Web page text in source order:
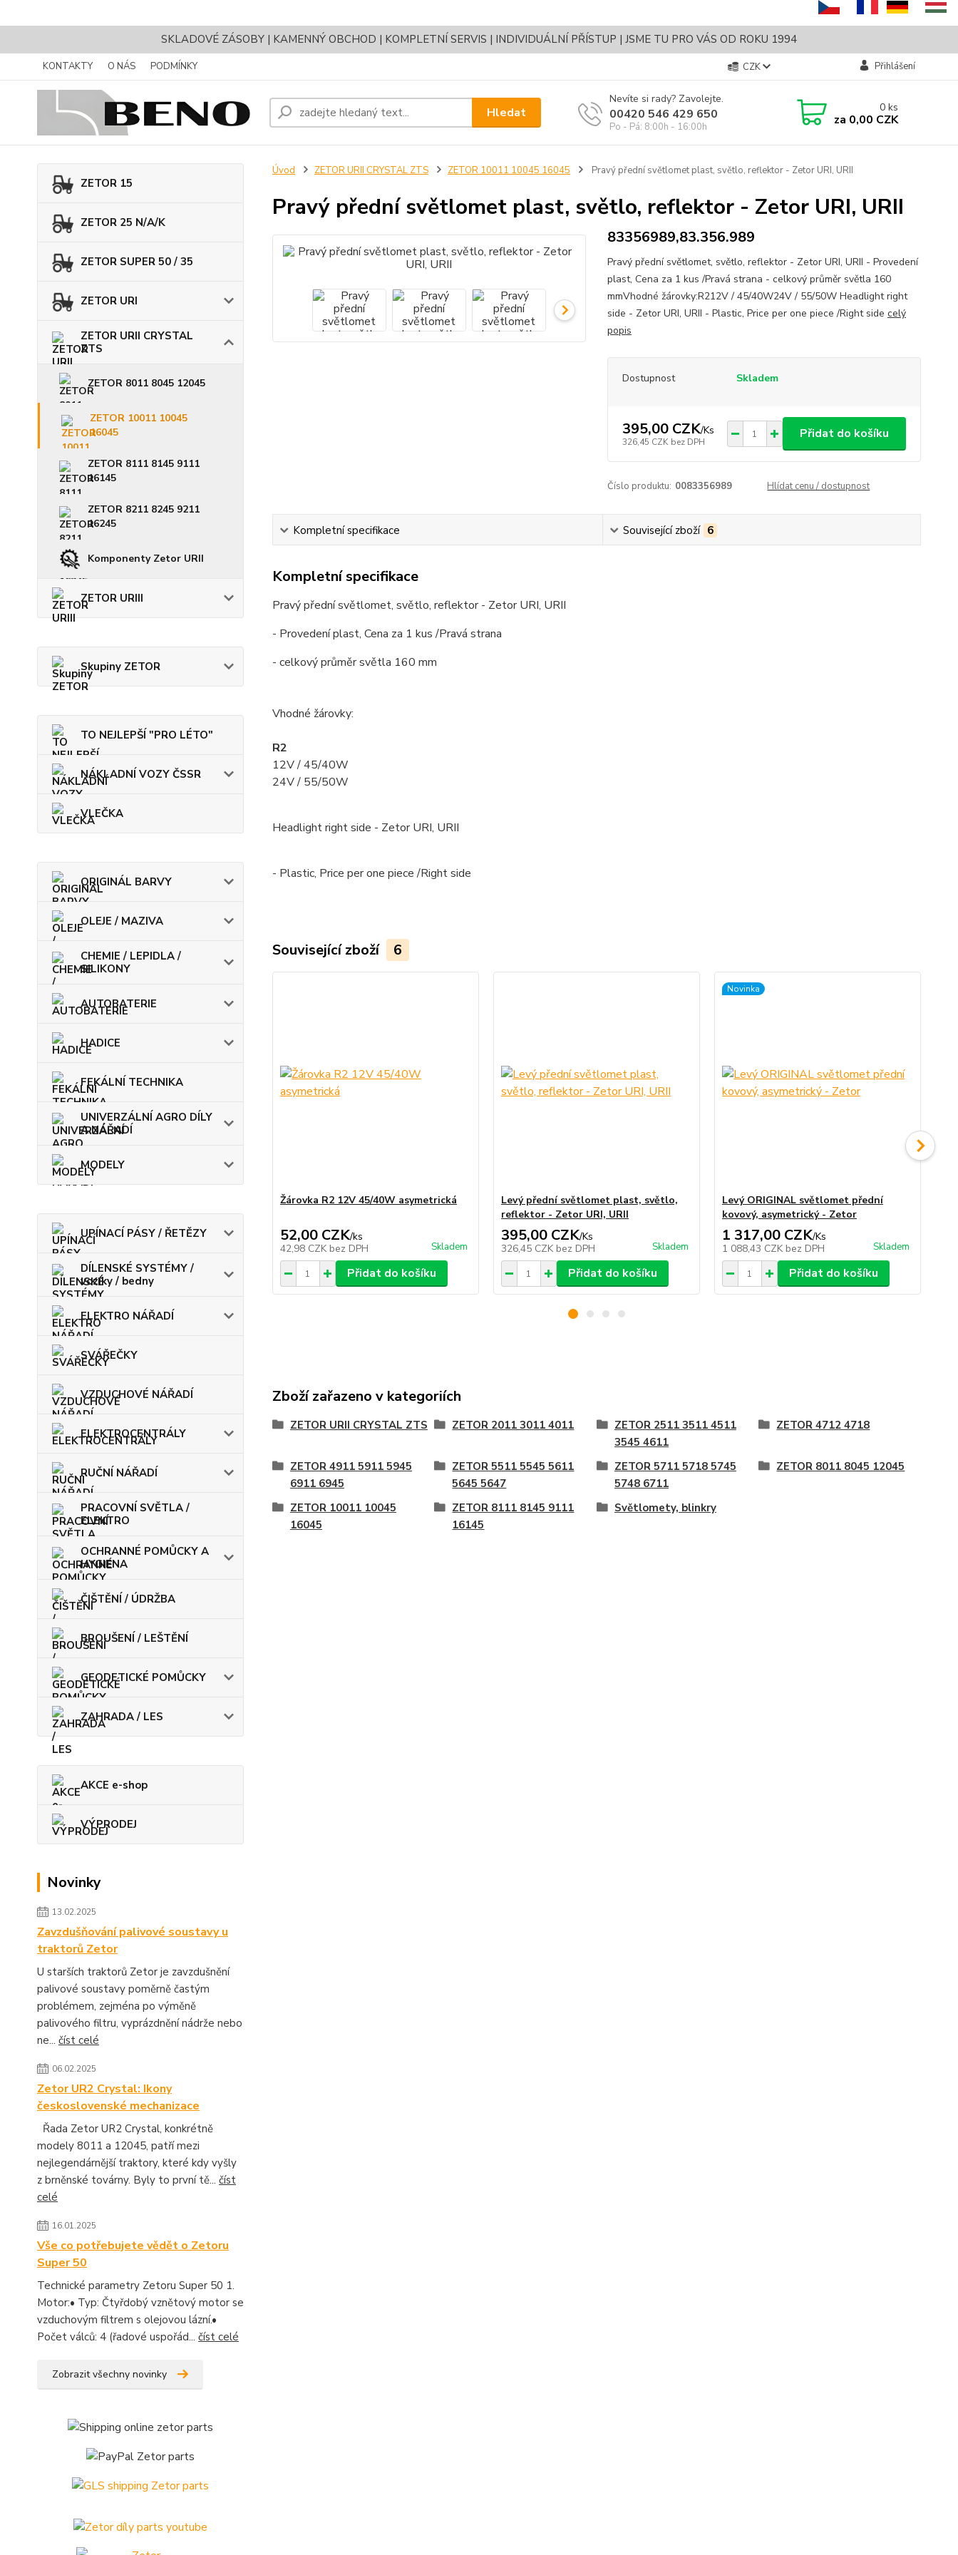
SKLADOVÉ ZÁSOBY | KAMENNÝ OBCHOD | KOMPLETNÍ SERVIS | INDIVIDUÁLNÍ PŘÍSTUP | JSME TU PRO VÁS OD ROKU 1994
KONTAKTY O NÁS PODMÍNKY CZK Přihlášení
Hledat
Nevíte si rady? Zavolejte.
00420 546 429 650
Po - Pá: 8:00h - 16:00h
0 ks
za 0,00 CZK
ZETOR 15
ZETOR 25 N/A/K
ZETOR SUPER 50 / 35
ZETOR URI
ZETOR URII CRYSTAL
ZTS
ZETOR 8011 8045 12045
ZETOR 10011 10045
16045
ZETOR 8111 8145 9111
16145
ZETOR 8211 8245 9211
16245
Komponenty Zetor URII
ZETOR URIII
Skupiny ZETOR
TO NEJLEPŠÍ "PRO LÉTO"
NÁKLADNÍ VOZY ČSSR
VLEČKA
ORIGINÁL BARVY
OLEJE / MAZIVA
CHEMIE / LEPIDLA /
SILIKONY
AUTOBATERIE
HADICE
FEKÁLNÍ TECHNIKA
UNIVERZÁLNÍ AGRO DÍLY
A NÁŘADÍ
MODELY
UPÍNACÍ PÁSY / ŘETĚZY
DÍLENSKÉ SYSTÉMY /
vozíky / bedny
ELEKTRO NÁŘADÍ
SVÁŘEČKY
VZDUCHOVÉ NÁŘADÍ
ELEKTROCENTRÁLY
RUČNÍ NÁŘADÍ
PRACOVNÍ SVĚTLA /
ELEKTRO
OCHRANNÉ POMŮCKY A
HYGIENA
ČIŠTĚNÍ / ÚDRŽBA
BROUŠENÍ / LEŠTĚNÍ
GEODETICKÉ POMŮCKY
ZAHRADA / LES
AKCE e-shop
VÝPRODEJ
Novinky
13.02.2025
Zavzdušňování palivové soustavy u
traktorů Zetor
U starších traktorů Zetor je zavzdušnění
palivové soustavy poměrně častým
problémem, zejména po výměně
palivového filtru, vyprázdnění nádrže nebo
ne... číst celé
06.02.2025
Zetor UR2 Crystal: Ikony
československé mechanizace
Řada Zetor UR2 Crystal, konkrétně
modely 8011 a 12045, patří mezi
nejlegendárnější traktory, které kdy vyšly
z brněnské továrny. Byly to první tě... číst
celé
16.01.2025
Vše co potřebujete vědět o Zetoru
Super 50
Technické parametry Zetoru Super 50 1.
Motor:• Typ: Čtyřdobý vznětový motor se
vzduchovým filtrem s olejovou lázní.•
Počet válců: 4 (řadové uspořád... číst celé
Zobrazit všechny novinky
Úvod ZETOR URII CRYSTAL ZTS ZETOR 10011 10045 16045 Pravý přední světlomet plast, světlo, reflektor - Zetor URI, URII
Pravý přední světlomet plast, světlo, reflektor - Zetor URI, URII
83356989,83.356.989
Pravý přední světlomet, světlo, reflektor - Zetor URI, URII - Provedení
plast, Cena za 1 kus /Pravá strana - celkový průměr světla 160
mmVhodné žárovky:R212V / 45/40W24V / 55/50W Headlight right
side - Zetor URI, URII - Plastic, Price per one piece /Right side celý
popis
Dostupnost Skladem
395,00 CZK/Ks
326,45 CZK bez DPH
Přidat do košíku
Číslo produktu: 0083356989 Hlídat cenu / dostupnost
Kompletní specifikace Související zboží 6
Kompletní specifikace
Pravý přední světlomet, světlo, reflektor - Zetor URI, URII
- Provedení plast, Cena za 1 kus /Pravá strana
- celkový průměr světla 160 mm
Vhodné žárovky:
R2
12V / 45/40W
24V / 55/50W
Headlight right side - Zetor URI, URII
- Plastic, Price per one piece /Right side
Související zboží 6
Žárovka R2 12V 45/40W asymetrická
52,00 CZK/ks
42,98 CZK bez DPH Skladem
Přidat do košíku
Levý přední světlomet plast, světlo,
reflektor - Zetor URI, URII
395,00 CZK/Ks
326,45 CZK bez DPH Skladem
Přidat do košíku
Novinka
Levý ORIGINAL světlomet přední
kovový, asymetrický - Zetor
1 317,00 CZK/Ks
1 088,43 CZK bez DPH Skladem
Přidat do košíku
Zboží zařazeno v kategoriích
ZETOR URII CRYSTAL ZTS ZETOR 2011 3011 4011
ZETOR 2511 3511 4511
3545 4611
ZETOR 4712 4718
ZETOR 4911 5911 5945
6911 6945
ZETOR 5511 5545 5611
5645 5647
ZETOR 5711 5718 5745
5748 6711
ZETOR 8011 8045 12045
ZETOR 10011 10045
16045
ZETOR 8111 8145 9111
16145
Světlomety, blinkry